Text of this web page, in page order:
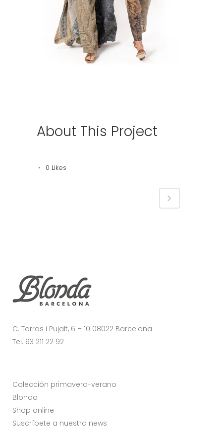
About This Project
0 Likes
C. Torras i Pujalt, 6 – 10 08022 Barcelona
Tel. 93 211 22 92
Colección primavera-verano
Blonda
Shop online
Suscríbete a nuestra news